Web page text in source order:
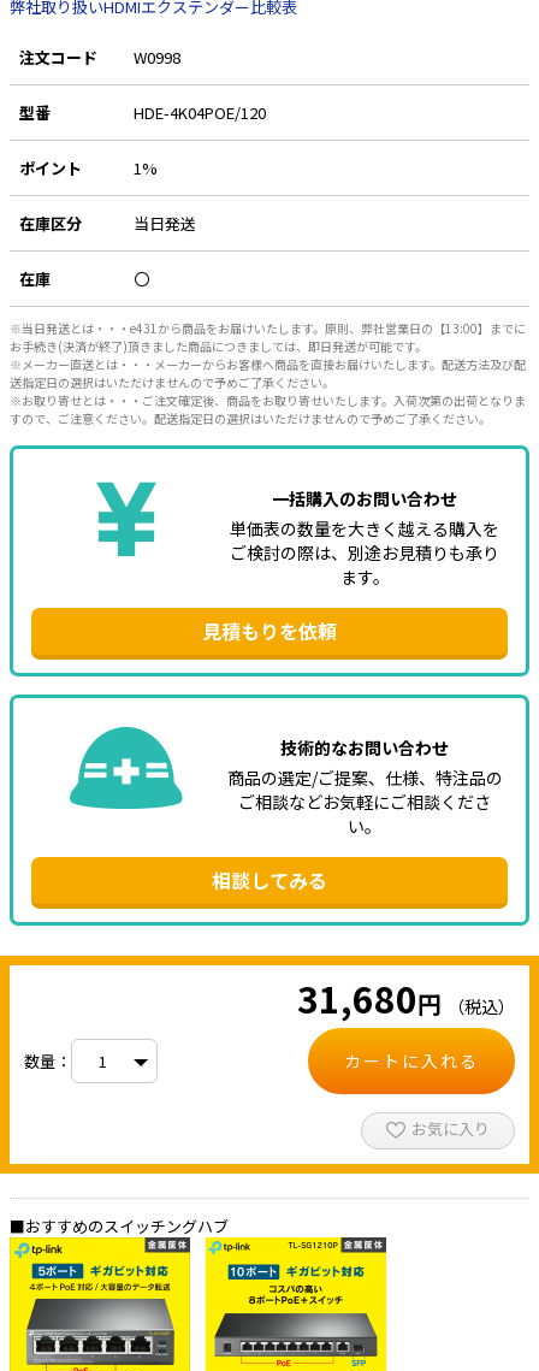
弊社取り扱いHDMIエクステンダー比較表
注文コード W0998
型番 HDE-4K04POE/120
ポイント 1%
在庫区分 当日発送
在庫 〇
※当日発送とは・・・e431から商品をお届けいたします。原則、弊社営業日の【13:00】までに
お手続き(決済が終了)頂きました商品につきましては、即日発送が可能です。
※メーカー直送とは・・・メーカーからお客様へ商品を直接お届けいたします。配送方法及び配
送指定日の選択はいただけませんので予めご了承ください。
※お取り寄せとは・・・ご注文確定後、商品をお取り寄せいたします。入荷次第の出荷となりま
すので、ご注意ください。配送指定日の選択はいただけませんので予めご了承ください。
一括購入のお問い合わせ
単価表の数量を大きく越える購入を
ご検討の際は、別途お見積りも承り
ます。
見積もりを依頼
技術的なお問い合わせ
商品の選定/ご提案、仕様、特注品の
ご相談などお気軽にご相談くださ
い。
相談してみる
31,680円 （税込）
数量： カートに入れる
お気に入り
■おすすめのスイッチングハブ